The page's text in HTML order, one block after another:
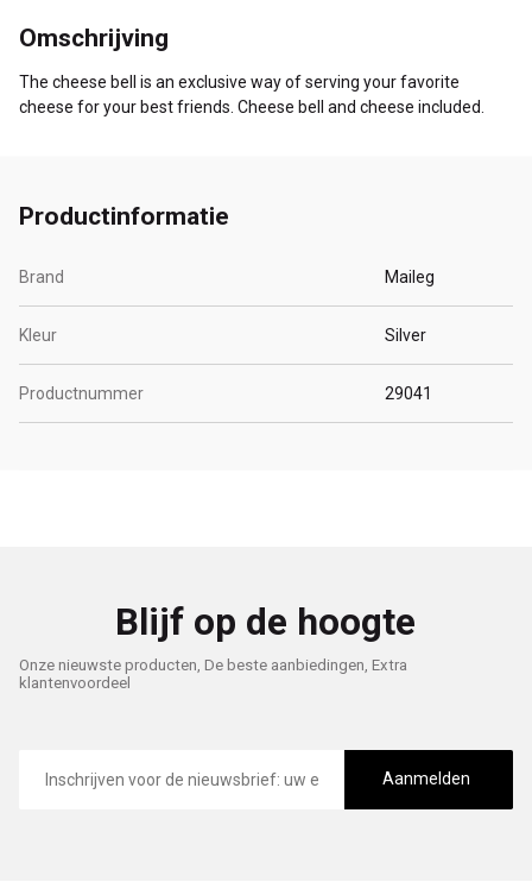
Omschrijving
The cheese bell is an exclusive way of serving your favorite
cheese for your best friends. Cheese bell and cheese included.
Productinformatie
Brand Maileg
Kleur Silver
Productnummer 29041
Blijf op de hoogte
Onze nieuwste producten, De beste aanbiedingen, Extra
klantenvoordeel
mailadres
Aanmelden